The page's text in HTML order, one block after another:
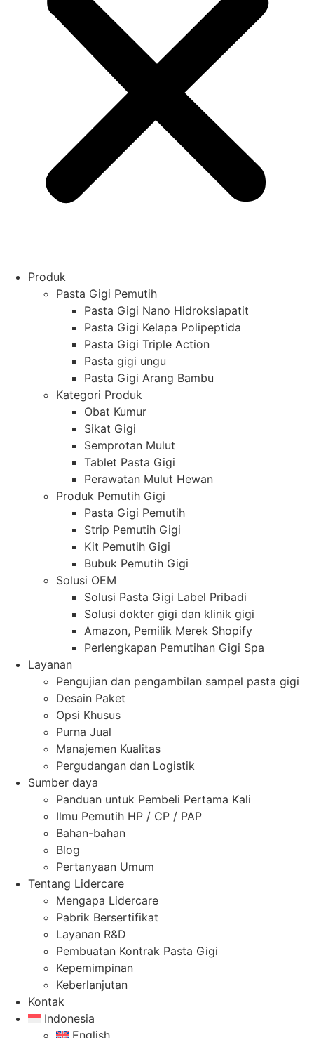
Produk
Pasta Gigi Pemutih
Pasta Gigi Nano Hidroksiapatit
Pasta Gigi Kelapa Polipeptida
Pasta Gigi Triple Action
Pasta gigi ungu
Pasta Gigi Arang Bambu
Kategori Produk
Obat Kumur
Sikat Gigi
Semprotan Mulut
Tablet Pasta Gigi
Perawatan Mulut Hewan
Produk Pemutih Gigi
Pasta Gigi Pemutih
Strip Pemutih Gigi
Kit Pemutih Gigi
Bubuk Pemutih Gigi
Solusi OEM
Solusi Pasta Gigi Label Pribadi
Solusi dokter gigi dan klinik gigi
Amazon, Pemilik Merek Shopify
Perlengkapan Pemutihan Gigi Spa
Layanan
Pengujian dan pengambilan sampel pasta gigi
Desain Paket
Opsi Khusus
Purna Jual
Manajemen Kualitas
Pergudangan dan Logistik
Sumber daya
Panduan untuk Pembeli Pertama Kali
Ilmu Pemutih HP / CP / PAP
Bahan-bahan
Blog
Pertanyaan Umum
Tentang Lidercare
Mengapa Lidercare
Pabrik Bersertifikat
Layanan R&D
Pembuatan Kontrak Pasta Gigi
Kepemimpinan
Keberlanjutan
Kontak
Indonesia